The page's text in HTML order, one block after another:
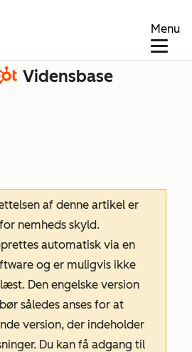
Menu
Vidensbase
af denne artikel er
nemheds skyld.
automatisk via en
og er muligvis ikke
Den engelske version
således anses for at
version, der indeholder
Du kan få adgang til